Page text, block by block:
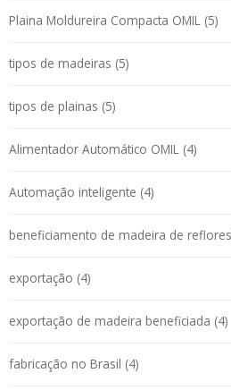
Plaina Moldureira Compacta OMIL (5)
tipos de madeiras (5)
tipos de plainas (5)
Alimentador Automático OMIL (4)
Automação inteligente (4)
beneficiamento de madeira de
exportação (4)
exportação de madeira beneficiada (4)
fabricação no Brasil (4)